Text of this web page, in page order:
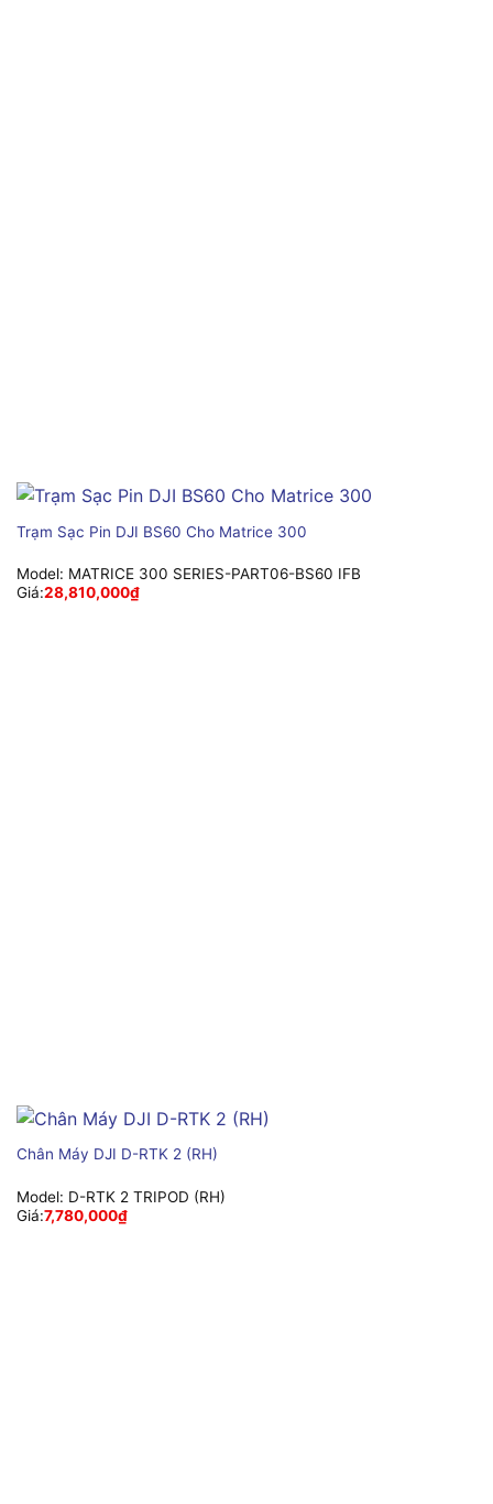
Trạm Sạc Pin DJI BS60 Cho Matrice 300
Model: MATRICE 300 SERIES-PART06-BS60 IFB
Giá:28,810,000₫
Chân Máy DJI D-RTK 2 (RH)
Model: D-RTK 2 TRIPOD (RH)
Giá:7,780,000₫